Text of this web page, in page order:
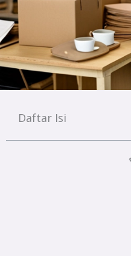
Daftar Isi